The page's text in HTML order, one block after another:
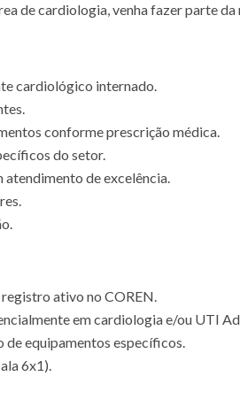
de cardiologia, venha fazer parte da
cardiológico internado.
conforme prescrição médica.
do setor.
de excelência.
ativo no COREN.
em cardiologia e/ou UTI
de equipamentos específicos.
6x1).